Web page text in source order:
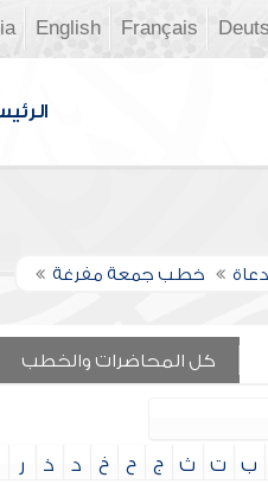
Français
English
خطب جمعة مفرغة
كل المحاضرات والخطب
ب ت ث ج ح خ د ذ ر